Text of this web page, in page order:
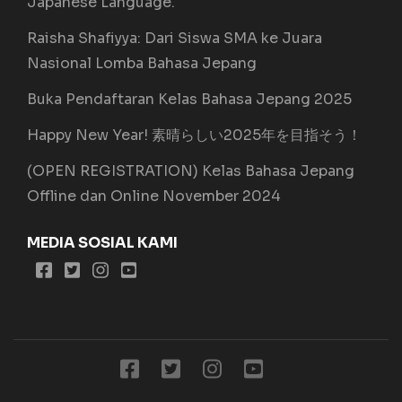
Raisha Shafiyya: Dari Siswa SMA ke Juara
Nasional Lomba Bahasa Jepang
Buka Pendaftaran Kelas Bahasa Jepang 2025
Happy New Year! 素晴らしい2025年を目指そう！
(OPEN REGISTRATION) Kelas Bahasa Jepang
Offline dan Online November 2024
MEDIA SOSIAL KAMI